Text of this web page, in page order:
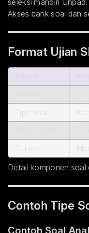
seleksi mandiri
Akses bank soal dan
Format Ujian
Detail komponen
Contoh Tipe
Contoh Soal